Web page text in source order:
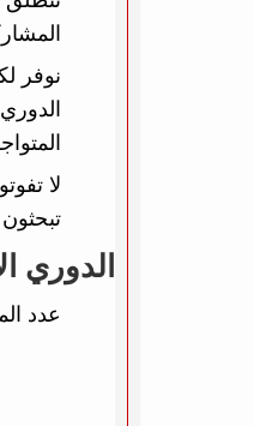
نوفر
لا
الدوري
عدد